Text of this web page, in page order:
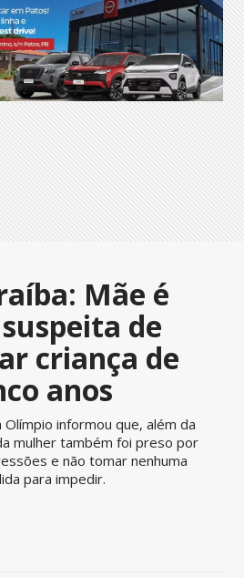
Mãe é
de
criança de
anos
Olímpio informou que, além da
mulher também foi preso por
e não tomar nenhuma
para impedir.